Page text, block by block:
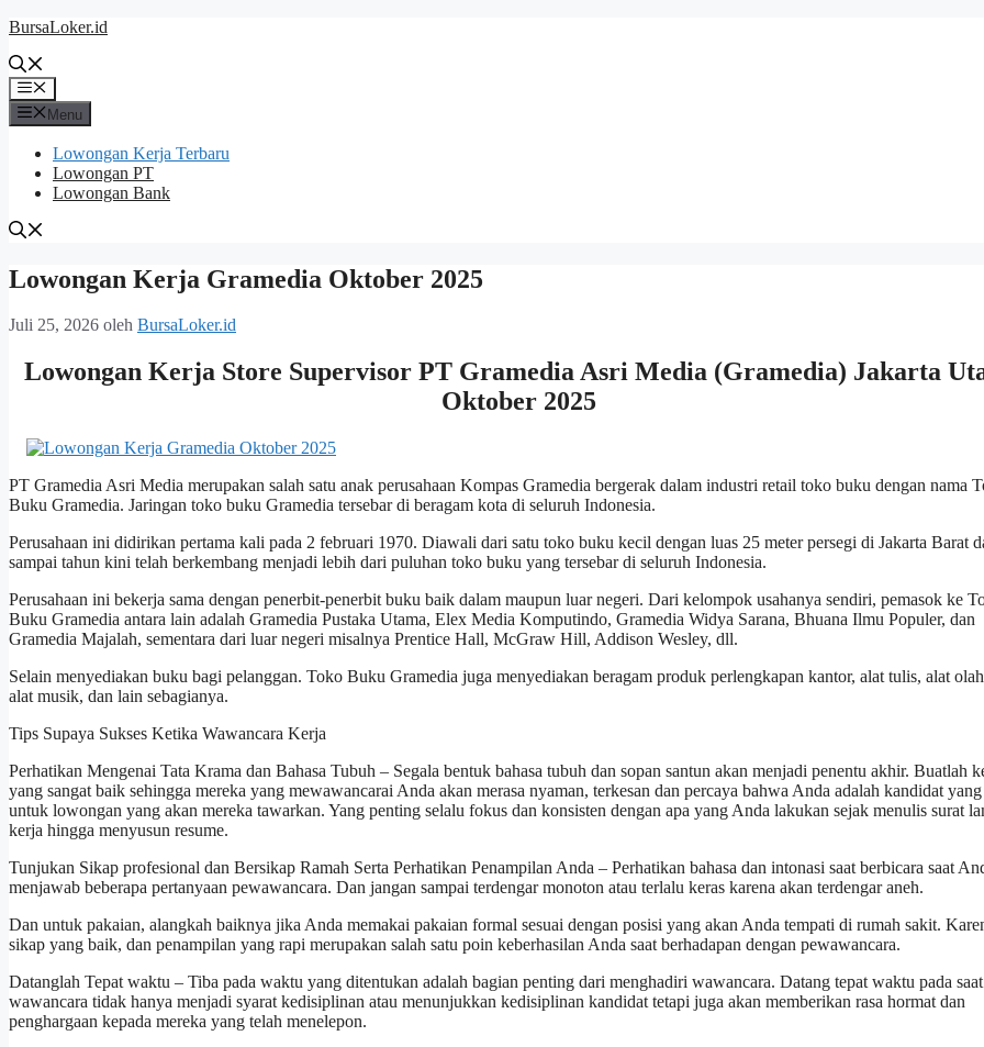
Langsung
isi
BursaLoker.id
Menu
Menu
Lowongan Kerja Terbaru
Lowongan PT
Lowongan Bank
Lowongan Kerja Gramedia Oktober 2025
Juli 25, 2026 oleh BursaLoker.id
Lowongan Kerja Store Supervisor PT Gramedia Asri Media (Gramedia) Jakarta
Oktober 2025
PT Gramedia Asri Media merupakan salah satu anak perusahaan Kompas Gramedia bergerak dalam industri retail toko buku dengan nama
Buku Gramedia. Jaringan toko buku Gramedia tersebar di beragam kota di seluruh Indonesia.
Perusahaan ini didirikan pertama kali pada 2 februari 1970. Diawali dari satu toko buku kecil dengan luas 25 meter persegi di Jakarta Barat
sampai tahun kini telah berkembang menjadi lebih dari puluhan toko buku yang tersebar di seluruh Indonesia.
Perusahaan ini bekerja sama dengan penerbit-penerbit buku baik dalam maupun luar negeri. Dari kelompok usahanya sendiri, pemasok ke
Buku Gramedia antara lain adalah Gramedia Pustaka Utama, Elex Media Komputindo, Gramedia Widya Sarana, Bhuana Ilmu Populer, dan
Gramedia Majalah, sementara dari luar negeri misalnya Prentice Hall, McGraw Hill, Addison Wesley, dll.
Selain menyediakan buku bagi pelanggan. Toko Buku Gramedia juga menyediakan beragam produk perlengkapan kantor, alat tulis, alat
alat musik, dan lain sebagianya.
Tips Supaya Sukses Ketika Wawancara Kerja
Perhatikan Mengenai Tata Krama dan Bahasa Tubuh – Segala bentuk bahasa tubuh dan sopan santun akan menjadi penentu akhir. Buatlah
yang sangat baik sehingga mereka yang mewawancarai Anda akan merasa nyaman, terkesan dan percaya bahwa Anda adalah kandidat
untuk lowongan yang akan mereka tawarkan. Yang penting selalu fokus dan konsisten dengan apa yang Anda lakukan sejak menulis surat
kerja hingga menyusun resume.
Tunjukan Sikap profesional dan Bersikap Ramah Serta Perhatikan Penampilan Anda – Perhatikan bahasa dan intonasi saat berbicara saat
menjawab beberapa pertanyaan pewawancara. Dan jangan sampai terdengar monoton atau terlalu keras karena akan terdengar aneh.
Dan untuk pakaian, alangkah baiknya jika Anda memakai pakaian formal sesuai dengan posisi yang akan Anda tempati di rumah sakit.
sikap yang baik, dan penampilan yang rapi merupakan salah satu poin keberhasilan Anda saat berhadapan dengan pewawancara.
Datanglah Tepat waktu – Tiba pada waktu yang ditentukan adalah bagian penting dari menghadiri wawancara. Datang tepat waktu pada saat
wawancara tidak hanya menjadi syarat kedisiplinan atau menunjukkan kedisiplinan kandidat tetapi juga akan memberikan rasa hormat dan
penghargaan kepada mereka yang telah menelepon.